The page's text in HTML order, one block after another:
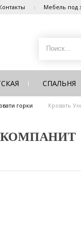
Мебель под
СПАЛЬНЯ
горки Кровать
КОМПАНИТ